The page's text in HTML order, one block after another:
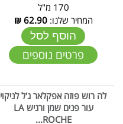
170 מ"ל
המחיר שלנו:62.90
₪
הוסף לסל
פרטים נוספים
לה רוש פוזה אפקלאר ג'ל לניקוי
עור פנים שמן ורגיש LA
ROCHE...